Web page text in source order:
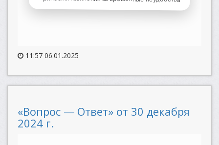
11:57 06.01.2025
«Вопрос — Ответ» от 30 декабря
2024 г.